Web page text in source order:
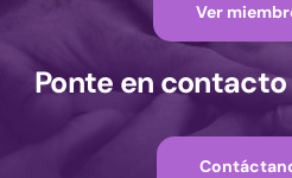
Ver
Ponte en